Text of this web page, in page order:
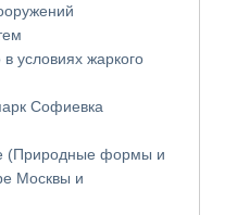
в условиях жаркого
Софиевка
(Природные формы и
Москвы и